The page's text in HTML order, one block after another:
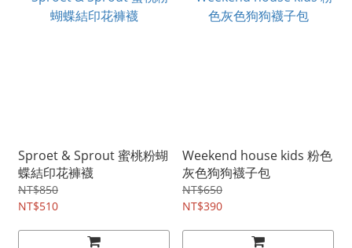
Sproet & Sprout 蜜桃粉蝴
蝶結印花褲襪
NT$850
NT$510
Weekend house kids 粉色
灰色狗狗襪子包
NT$650
NT$390